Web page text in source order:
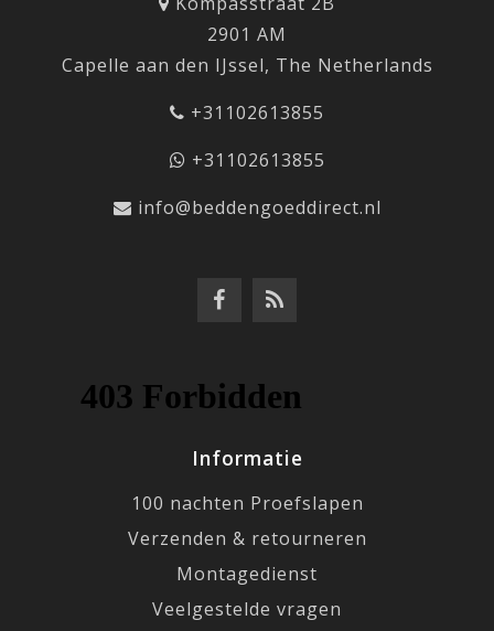
2901 AM
Capelle aan den IJssel, The Netherlands
+31102613855
+31102613855
info@beddengoeddirect.nl
Informatie
100 nachten Proefslapen
Verzenden & retourneren
Montagedienst
Veelgestelde vragen